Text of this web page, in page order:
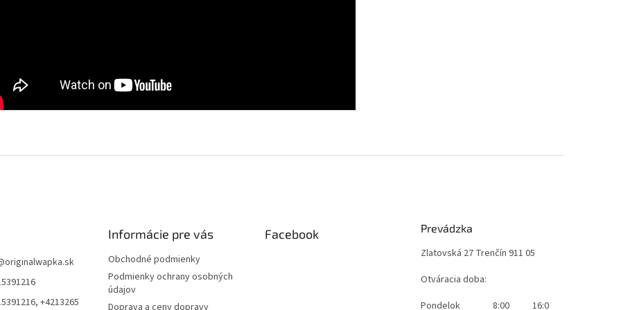
originalwapka.sk
+4213265
Informácie pre vás
Obchodné podmienky
Podmienky ochrany osobných
údajov
Facebook Prevádzka
Zlatovská 27 Trenčín 911 05
Otváracia doba:
Pondelok
8:00 16:00